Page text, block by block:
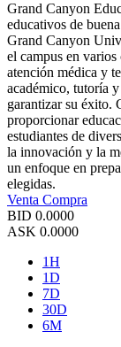
Grand Canyon
educativos de
Grand Canyon
el campus en
atención médica y
académico, tutoría
garantizar su éxito.
proporcionar
estudiantes de
la innovación y la
un enfoque en
elegidas.
Venta Compra
BID 0.0000
ASK 0.0000
1H
1D
7D
30D
6M